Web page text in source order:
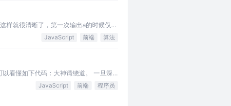
样就很清晰了，第一次输出a的时候仅仅
明的，一开始getNum指向一…
JavaScript 前端 算法
看懂如下代码：大神请绕道。 一旦深
内引用变量（当它被首次声明），…
JavaScript 前端 程序员